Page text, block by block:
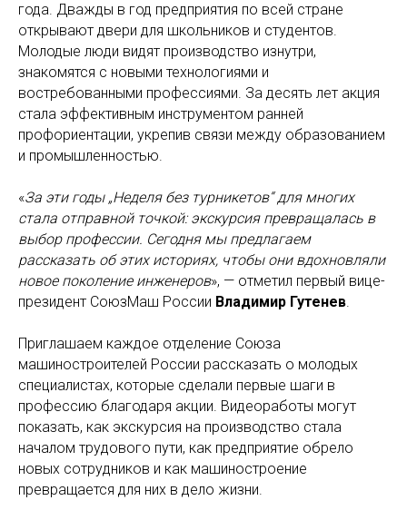
года. Дважды в год предприятия по всей стране
открывают двери для школьников и студентов.
Молодые люди видят производство изнутри,
знакомятся с новыми технологиями и
востребованными профессиями. За десять лет акция
стала эффективным инструментом ранней
профориентации, укрепив связи между образованием
и промышленностью.
«За эти годы „Неделя без турникетов“ для многих
стала отправной точкой: экскурсия превращалась в
выбор профессии. Сегодня мы предлагаем
рассказать об этих историях, чтобы они вдохновляли
новое поколение инженеров», — отметил первый вице-
президент СоюзМаш России Владимир Гутенев.
Приглашаем каждое отделение Союза
машиностроителей России рассказать о молодых
специалистах, которые сделали первые шаги в
профессию благодаря акции. Видеоработы могут
показать, как экскурсия на производство стала
началом трудового пути, как предприятие обрело
новых сотрудников и как машиностроение
превращается для них в дело жизни.